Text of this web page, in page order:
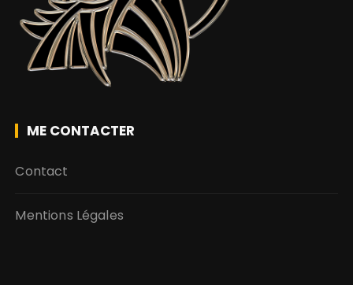
ME CONTACTER
Contact
Mentions Légales